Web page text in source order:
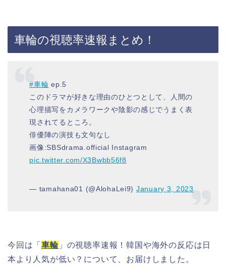
車輪の視聴率速報まとめ！
#車輪 ep.5
このドラマが好きな理由のひとつとして、人間の
心理描写をカメラワークや陰影の感じでうまく表
現されてるところ。
俳優陣の演技も文句なし
画像:SBSdrama.official Instagram
pic.twitter.com/X3Bwbb56f8
— tamahana01 (@AlohaLei9) January 3, 2023
今回は「車輪」の視聴率速報！韓国や海外の反応は日
本より人気が低い？について、お届けしました。